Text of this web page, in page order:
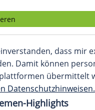
dass mir
Damit können
übermittelt
Datenschutzhinweisen.
Highlights